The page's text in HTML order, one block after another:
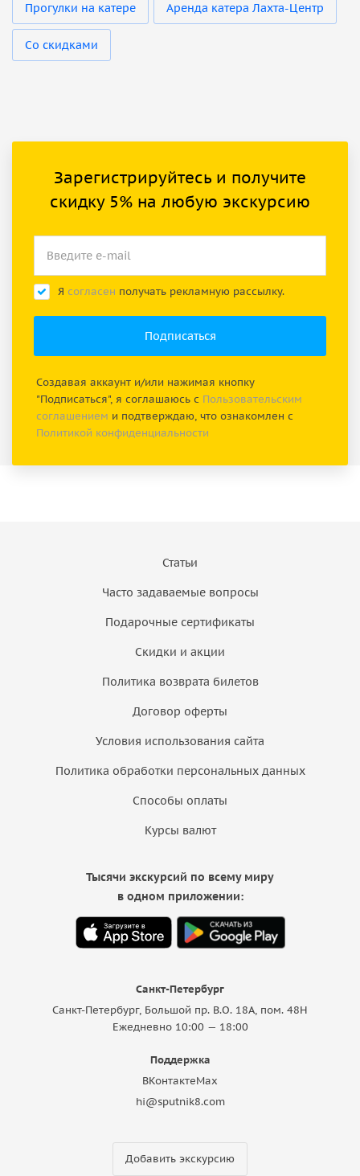
Прогулки на катере Аренда катера Лахта-Центр
Со скидками
Зарегистрируйтесь и получите
скидку 5% на любую экскурсию
Я согласен получать рекламную рассылку.
Создавая аккаунт и/или нажимая кнопку
"Подписаться", я соглашаюсь с Пользовательским
соглашением и подтверждаю, что ознакомлен с
Политикой конфиденциальности
Статьи
Часто задаваемые вопросы
Подарочные сертификаты
Скидки и акции
Политика возврата билетов
Договор оферты
Условия использования сайта
Политика обработки персональных данных
Способы оплаты
Курсы валют
Санкт-Петербург
Санкт-Петербург, Большой пр. В.О. 18A, пом. 48Н
Ежедневно 10:00 — 18:00
Поддержка
ВКонтактеMax
hi@sputnik8.com
Добавить экскурсию
Тысячи экскурсий по всему миру
в одном приложении: